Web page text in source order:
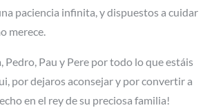
paciencia infinita, y dispuestos a cuidar
merece.
Pedro, Pau y Pere por todo lo que estáis
por dejaros aconsejar y por convertir a
en el rey de su preciosa familia!